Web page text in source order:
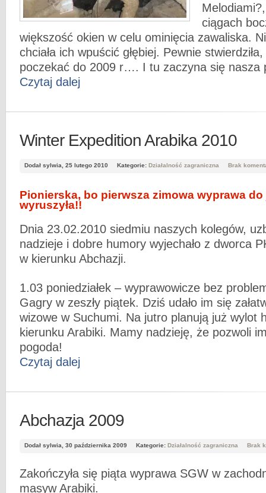
ciągach
większość okien w celu ominięcia zawaliska.
chciała ich wpuścić głębiej. Pewnie
poczekać do 2009 r…. I tu zaczyna się nasza
Czytaj dalej
Winter Expedition Arabika 2010
Dodał sylwia, 25 lutego 2010 Kategorie: Działalność zagraniczna Brak
Pionierska, bo pierwsza zimowa wyprawa
wyruszyła!!
Dnia 23.02.2010 siedmiu naszych kolegów,
nadzieje i dobre humory wyjechało z dworca
w kierunku Abchazji.
1.03 poniedziałek – wyprawowicze bez
Gagry w zeszły piątek. Dziś udało im się
wizowe w Suchumi. Na jutro planują już wylot
kierunku Arabiki. Mamy nadzieję, że pozwoli
pogoda!
Czytaj dalej
Abchazja 2009
Dodał sylwia, 30 października 2009 Kategorie: Działalność zagraniczna Brak
Zakończyła się piąta wyprawa SGW w
masyw Arabiki.